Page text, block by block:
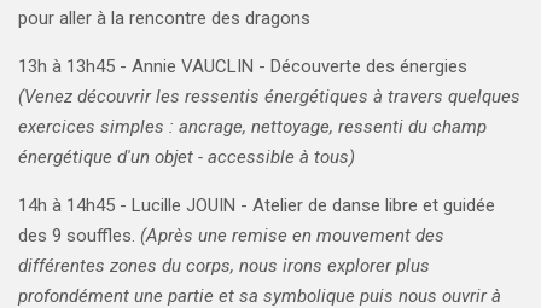
pour aller à la rencontre des dragons
13h à 13h45 - Annie VAUCLIN - Découverte des énergies
(Venez découvrir les ressentis énergétiques à travers quelques
exercices simples : ancrage, nettoyage, ressenti du champ
énergétique d'un objet - accessible à tous)
14h à 14h45 - Lucille JOUIN - Atelier de danse libre et guidée
des 9 souffles. (Après une remise en mouvement des
différentes zones du corps, nous irons explorer plus
profondément une partie et sa symbolique puis nous ouvrir à